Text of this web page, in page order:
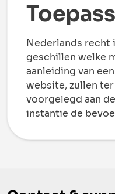
Nederlands recht
geschillen welke
aanleiding van
website, zullen
voorgelegd aan
instantie de